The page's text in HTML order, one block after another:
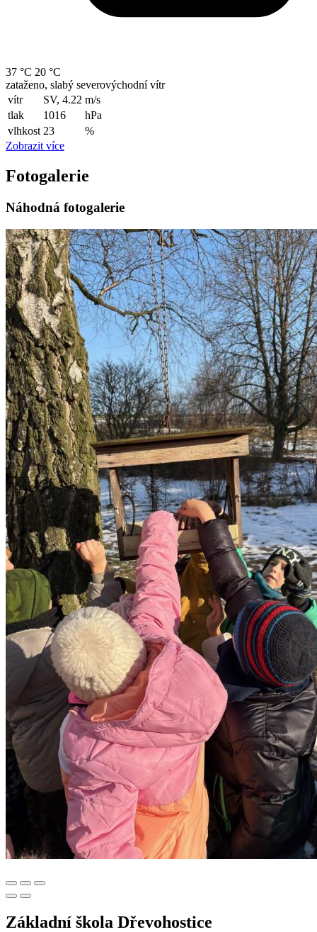
37 °C 20 °C
zataženo, slabý severovýchodní vítr
vítr
SV, 4.22 m/s
tlak
1016
hPa
vlhkost 23
%
Zobrazit více
Fotogalerie
Náhodná fotogalerie
Základní škola Dřevohostice